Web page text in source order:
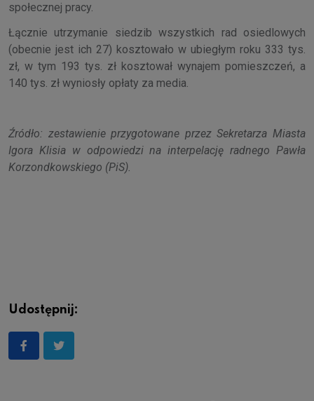
społecznej pracy.
Łącznie utrzymanie siedzib wszystkich rad osiedlowych
(obecnie jest ich 27) kosztowało w ubiegłym roku 333 tys.
zł, w tym 193 tys. zł kosztował wynajem pomieszczeń, a
140 tys. zł wyniosły opłaty za media.
Źródło: zestawienie przygotowane przez Sekretarza Miasta
Igora Klisia w odpowiedzi na interpelację radnego Pawła
Korzondkowskiego (PiS).
Udostępnij: